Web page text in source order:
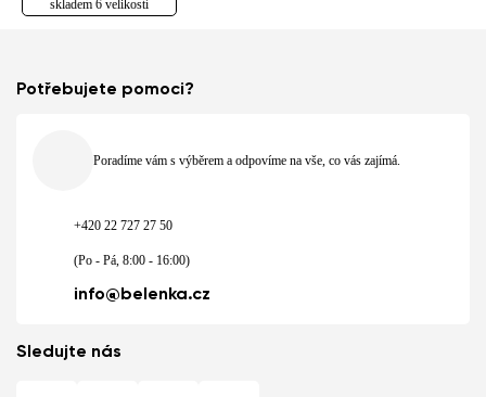
skladem 6 velikostí
Potřebujete pomoci?
Poradíme vám s výběrem a odpovíme na vše, co vás zajímá.
+420 22 727 27 50
(Po - Pá, 8:00 - 16:00)
info@belenka.cz
Sledujte nás